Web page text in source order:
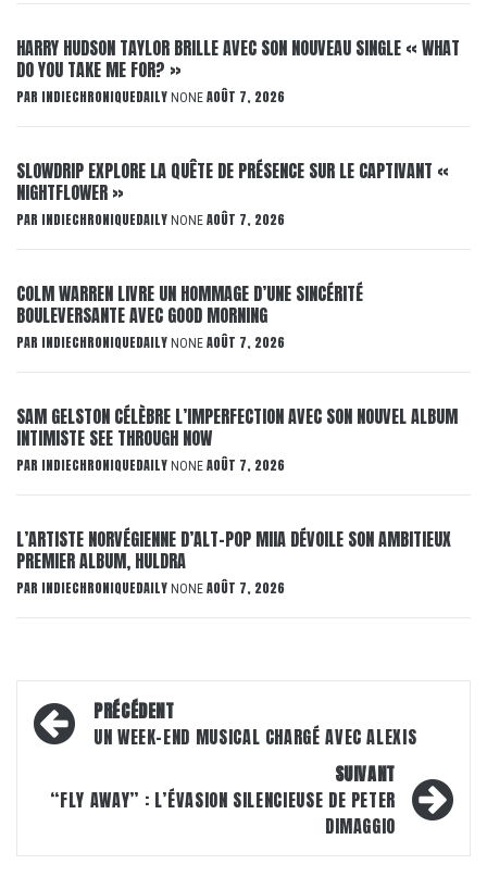
HARRY HUDSON TAYLOR BRILLE AVEC SON NOUVEAU SINGLE « WHAT
DO YOU TAKE ME FOR? »
PAR INDIECHRONIQUEDAILY NONE AOÛT 7, 2026
SLOWDRIP EXPLORE LA QUÊTE DE PRÉSENCE SUR LE CAPTIVANT «
NIGHTFLOWER »
PAR INDIECHRONIQUEDAILY NONE AOÛT 7, 2026
COLM WARREN LIVRE UN HOMMAGE D’UNE SINCÉRITÉ
BOULEVERSANTE AVEC GOOD MORNING
PAR INDIECHRONIQUEDAILY NONE AOÛT 7, 2026
SAM GELSTON CÉLÈBRE L’IMPERFECTION AVEC SON NOUVEL ALBUM
INTIMISTE SEE THROUGH NOW
PAR INDIECHRONIQUEDAILY NONE AOÛT 7, 2026
L’ARTISTE NORVÉGIENNE D’ALT-POP MIIA DÉVOILE SON AMBITIEUX
PREMIER ALBUM, HULDRA
PAR INDIECHRONIQUEDAILY NONE AOÛT 7, 2026
Navigation
d’article
PRÉCÉDENT
UN WEEK-END MUSICAL CHARGÉ AVEC ALEXIS
SUIVANT
“FLY AWAY” : L’ÉVASION SILENCIEUSE DE PETER
DIMAGGIO